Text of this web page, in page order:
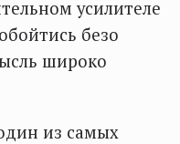
усилителе
безо
широко
из самых